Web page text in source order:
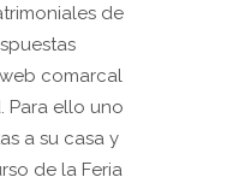
de
comarcal
Para ello uno
a su casa y
de la Feria